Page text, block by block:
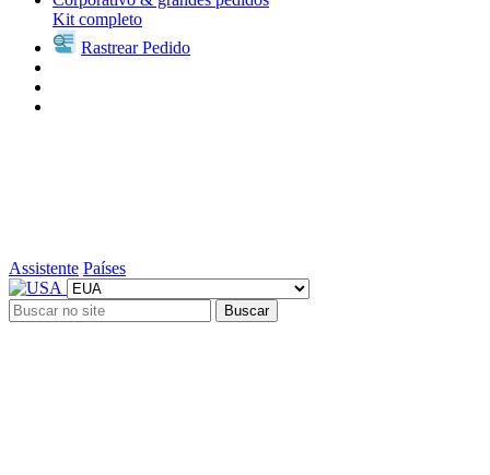
Kit completo
Rastrear Pedido
Assistente Países
Buscar